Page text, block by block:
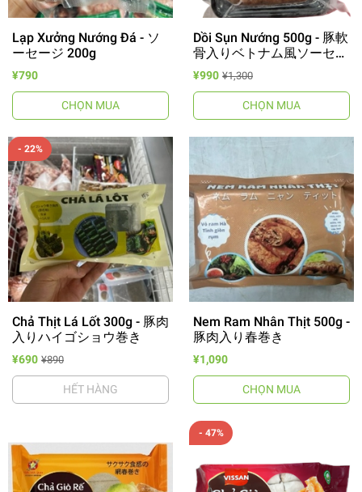
Lạp Xưởng Nướng Đá - ソ
ーセージ 200g
¥790
CHỌN MUA
Dồi Sụn Nướng 500g - 豚軟
骨入りベトナム風ソーセー
ジ
¥990 ¥1,300
CHỌN MUA
- 22%
Chả Thịt Lá Lốt 300g - 豚肉
入りハイゴショウ巻き
¥690 ¥890
HẾT HÀNG
Nem Ram Nhân Thịt 500g -
豚肉入り春巻き
¥1,090
CHỌN MUA
- 47%